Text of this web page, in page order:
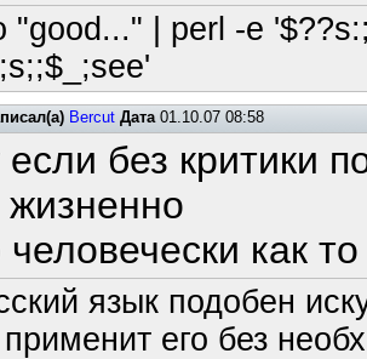
"good..." | perl -e
Bercut Дата01.10.07 08:58
если без критики
жизненно
человечески как
язык подобен
его без